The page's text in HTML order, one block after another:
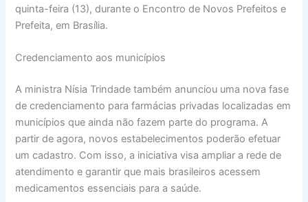
quinta-feira (13), durante o Encontro de Novos Prefeitos e
Prefeita, em Brasília.
Credenciamento aos municípios
A ministra Nísia Trindade também anunciou uma nova fase
de credenciamento para farmácias privadas localizadas em
municípios que ainda não fazem parte do programa. A
partir de agora, novos estabelecimentos poderão efetuar
um cadastro. Com isso, a iniciativa visa ampliar a rede de
atendimento e garantir que mais brasileiros acessem
medicamentos essenciais para a saúde.